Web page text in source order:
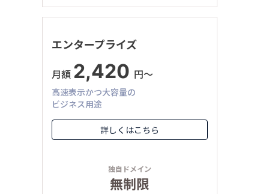
エンタープライズ
月額 2,420 円〜
高速表示かつ大容量の
ビジネス用途
詳しくはこちら
独自ドメイン
無制限